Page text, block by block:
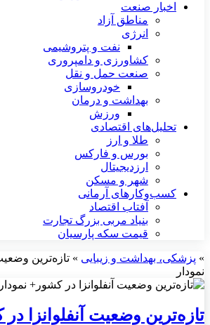
اخبار صنعت
مناطق آزاد
انرژی
نفت و پتروشیمی
کشاورزی و دامپروری
صنعت حمل و نقل
خودروسازی
بهداشت و درمان
ورزش
تحلیل‌های اقتصادی
طلا و ارز
بورس و فارکس
ارزدیجیتال
شهر و مسکن
کسب‌وکارهای آرمانی
آفتاب اقتصاد
بنیاد مربی بزرگ تجارت
قیمت سکه پارسیان
» پزشکی، بهداشت و زیبایی » تازه‌ترین
نمودار
تازه‌ترین وضعیت آنفلوانزا